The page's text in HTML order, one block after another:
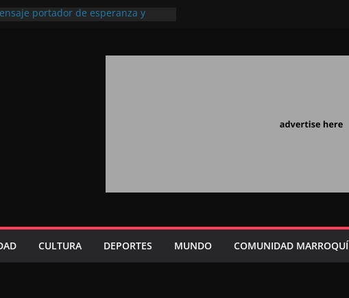
portador de esperanza y
los grandes proyectos de
CULTURA DEPORTES MUNDO COMUNIDAD MARROQUÍ